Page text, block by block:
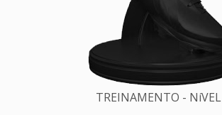
TREINAMENTO -